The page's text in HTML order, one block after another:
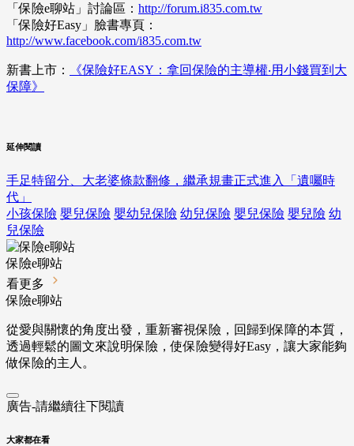
「保險e聊站」討論區： http://forum.i835.com.tw
「保險好Easy」臉書專頁：
http://www.facebook.com/i835.com.tw
新書上市：
《保險好EASY：拿回保險的主導權‧用小錢買到大
保障》
延伸閱讀
手足特留分、大老婆條款翻修，繼承規畫正式進入「遺囑時
代」
小孩保險 嬰兒保險 嬰幼兒保險 幼兒保險 嬰兒保險 嬰兒險 幼
兒保險
保險e聊站
看更多
保險e聊站
從愛與關懷的角度出發，重新審視保險，回歸到保障的本質，
透過輕鬆的圖文來說明保險，使保險變得好Easy，讓大家能夠
做保險的主人。
廣告-請繼續往下閱讀
大家都在看